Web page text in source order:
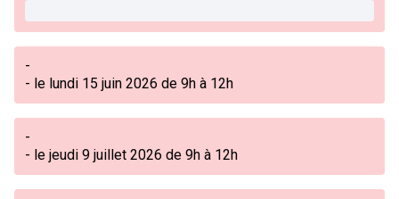
-
- le lundi 15 juin 2026 de 9h à 12h
-
- le jeudi 9 juillet 2026 de 9h à 12h